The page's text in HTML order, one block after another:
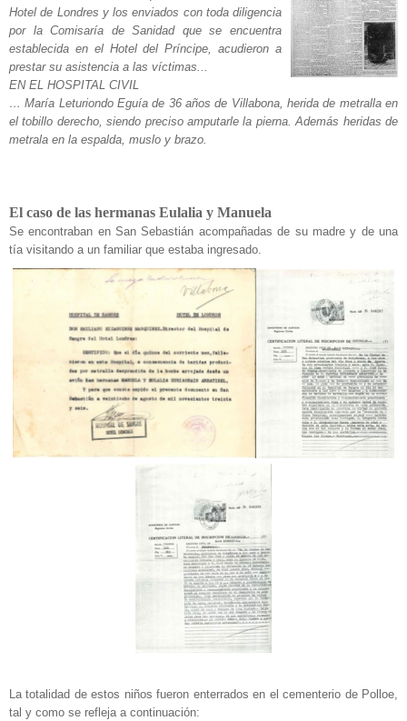
Hotel de Londres y los enviados con toda diligencia
por la Comisaría de Sanidad que se encuentra
establecida en el Hotel del Príncipe, acudieron a
prestar su asistencia a las víctimas...
EN EL HOSPITAL CIVIL
… María Leturiondo Eguía de 36 años de Villabona, herida de metralla en
el tobillo derecho, siendo preciso amputarle la pierna. Además heridas de
metrala en la espalda, muslo y brazo.
El caso de las hermanas Eulalia y Manuela
Se encontraban en San Sebastián acompañadas de su madre y de una
tía visitando a un familiar que estaba ingresado.
La totalidad de estos niños fueron enterrados en el cementerio de Polloe,
tal y como se refleja a continuación: